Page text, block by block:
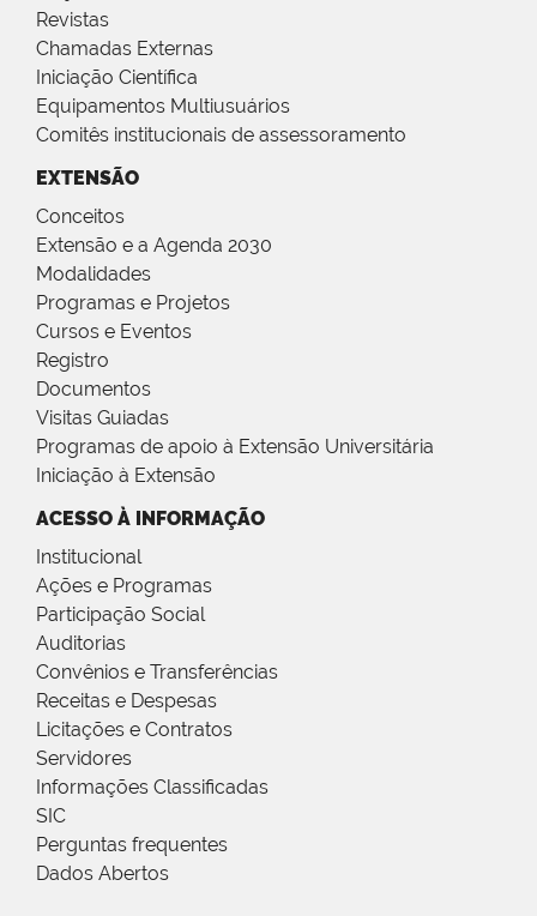
Revistas
Chamadas Externas
Iniciação Científica
Equipamentos Multiusuários
Comitês institucionais de assessoramento
EXTENSÃO
Conceitos
Extensão e a Agenda 2030
Modalidades
Programas e Projetos
Cursos e Eventos
Registro
Documentos
Visitas Guiadas
Programas de apoio à Extensão Universitária
Iniciação à Extensão
ACESSO À INFORMAÇÃO
Institucional
Ações e Programas
Participação Social
Auditorias
Convênios e Transferências
Receitas e Despesas
Licitações e Contratos
Servidores
Informações Classificadas
SIC
Perguntas frequentes
Dados Abertos